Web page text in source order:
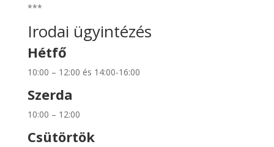
***
Irodai ügyintézés
Hétfő
10:00 – 12:00 és 14:00-16:00
Szerda
10:00 – 12:00
Csütörtök